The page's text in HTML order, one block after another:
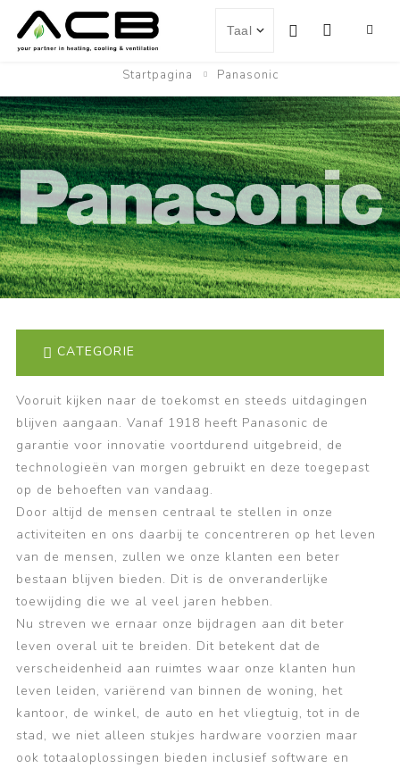
Startpagina Panasonic
Vooruit kijken naar de toekomst en steeds uitdagingen
blijven aangaan. Vanaf 1918 heeft Panasonic de
garantie voor innovatie voortdurend uitgebreid, de
technologieën van morgen gebruikt en deze toegepast
op de behoeften van vandaag.
Door altijd de mensen centraal te stellen in onze
activiteiten en ons daarbij te concentreren op het leven
van de mensen, zullen we onze klanten een beter
bestaan blijven bieden. Dit is de onveranderlijke
toewijding die we al veel jaren hebben.
Nu streven we ernaar onze bijdragen aan dit beter
leven overal uit te breiden. Dit betekent dat de
verscheidenheid aan ruimtes waar onze klanten hun
leven leiden, variërend van binnen de woning, het
kantoor, de winkel, de auto en het vliegtuig, tot in de
stad, we niet alleen stukjes hardware voorzien maar
ook totaaloplossingen bieden inclusief software en
CATEGORIE